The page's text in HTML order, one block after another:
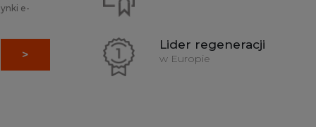
e-
Lider regeneracji
w Europie